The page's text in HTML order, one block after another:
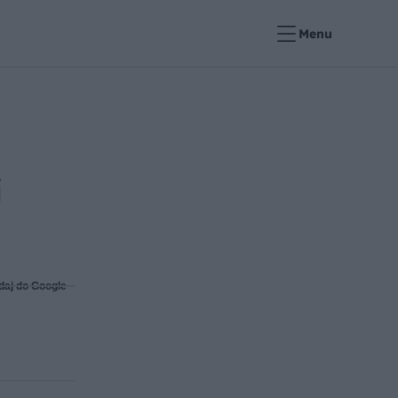
Menu
do Google